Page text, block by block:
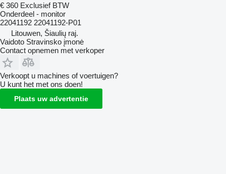
€ 360 Exclusief BTW
Onderdeel - monitor
22041192 22041192-P01
Litouwen, Šiaulių raj.
Vaidoto Stravinsko įmonė
Contact opnemen met verkoper
Verkoopt u machines of voertuigen?
U kunt het met ons doen!
Plaats uw advertentie